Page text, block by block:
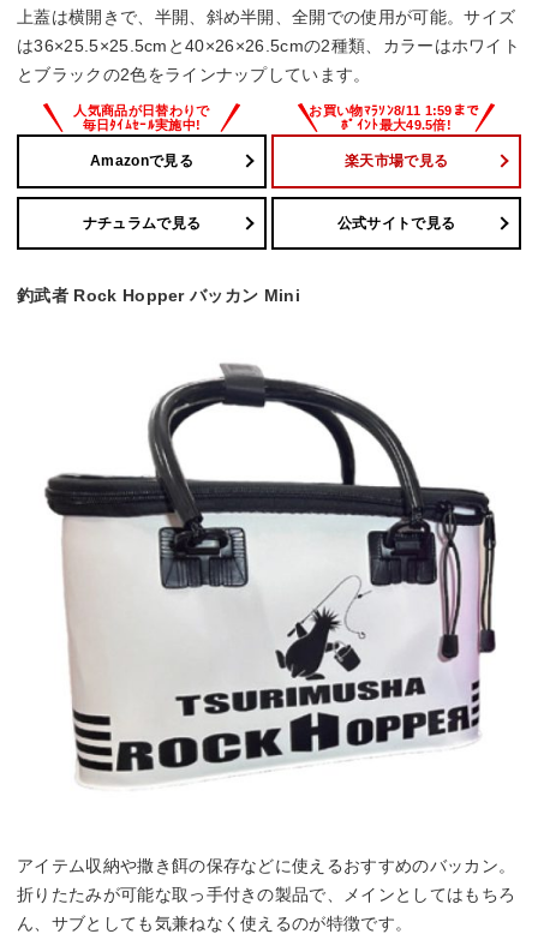
上蓋は横開きで、半開、斜め半開、全開での使用が可能。サイズ
は36×25.5×25.5cmと40×26×26.5cmの2種類、カラーはホワイト
とブラックの2色をラインナップしています。
Amazonで見る 楽天市場で見る
ナチュラムで見る 公式サイトで見る
釣武者 Rock Hopper バッカン Mini
アイテム収納や撒き餌の保存などに使えるおすすめのバッカン。
折りたたみが可能な取っ手付きの製品で、メインとしてはもちろ
ん、サブとしても気兼ねなく使えるのが特徴です。